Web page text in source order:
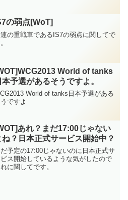
の弱点[WoT]
連の重戦車であるIS7の弱点に関してで
World of tanks
本予選があるそうですよ。
World of tanks日本予選がある
ですよ
あれ？まだ17:00じゃない
ね？日本正式サービス開始中？
だ予定の17:00じゃないのに日本正式サ
ス開始しているような気がしたので
に関してです。